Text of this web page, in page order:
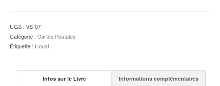
aérienne
Béniguets
et
Artaud
UGS : VS-07
Catégorie : Cartes Postales
Étiquette : Houat
Infos sur le Livre Informations complémentaires